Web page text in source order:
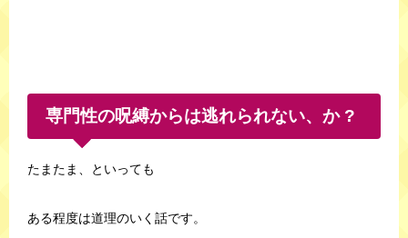
専門性の呪縛からは逃れられない、か ?
たまたま、といっても
ある程度は道理のいく話です。